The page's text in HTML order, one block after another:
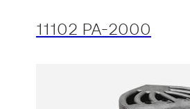
11102 PA-2000